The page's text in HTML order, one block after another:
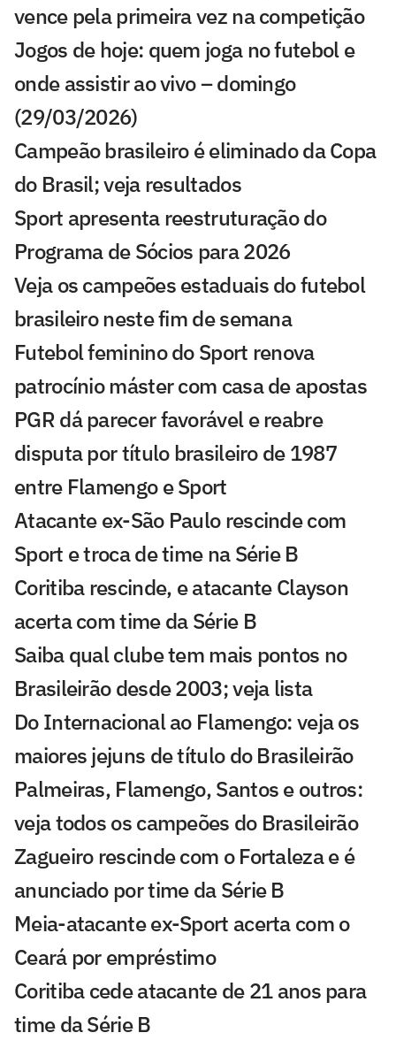
vence pela primeira vez na competição
Jogos de hoje: quem joga no futebol e
onde assistir ao vivo – domingo
(29/03/2026)
Campeão brasileiro é eliminado da Copa
do Brasil; veja resultados
Sport apresenta reestruturação do
Programa de Sócios para 2026
Veja os campeões estaduais do futebol
brasileiro neste fim de semana
Futebol feminino do Sport renova
patrocínio máster com casa de apostas
PGR dá parecer favorável e reabre
disputa por título brasileiro de 1987
entre Flamengo e Sport
Atacante ex-São Paulo rescinde com
Sport e troca de time na Série B
Coritiba rescinde, e atacante Clayson
acerta com time da Série B
Saiba qual clube tem mais pontos no
Brasileirão desde 2003; veja lista
Do Internacional ao Flamengo: veja os
maiores jejuns de título do Brasileirão
Palmeiras, Flamengo, Santos e outros:
veja todos os campeões do Brasileirão
Zagueiro rescinde com o Fortaleza e é
anunciado por time da Série B
Meia-atacante ex-Sport acerta com o
Ceará por empréstimo
Coritiba cede atacante de 21 anos para
time da Série B